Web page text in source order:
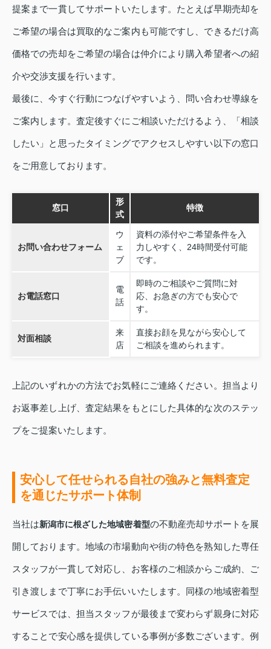
提案まで一貫してサポートいたします。たとえば早期売却を
ご希望の場合は買取的なご案内も可能ですし、できるだけ高
価格での売却をご希望の場合は仲介により購入希望者への紹
介や交渉支援を行います。
最後に、今すぐ行動につなげやすいよう、問い合わせ導線を
ご案内します。査定後すぐにご相談いただけるよう、「相談
したい」と思ったタイミングでアクセスしやすい以下の窓口
をご用意しております。
窓口
形
式
特徴
お問い合わせフォーム
ウ
ェ
ブ
資料の添付やご希望条件を入
力しやすく、24時間受付可能
です。
お電話窓口
電
話
即時のご相談やご質問に対
応、お急ぎの方でも安心で
す。
対面相談
来
店
直接お顔を見ながら安心して
ご相談を進められます。
上記のいずれかの方法でお気軽にご連絡ください。担当より
お返事差し上げ、査定結果をもとにした具体的な次のステッ
プをご提案いたします。
安心して任せられる自社の強みと無料査定
を通じたサポート体制
当社は新潟市に根ざした地域密着型の不動産売却サポートを展
開しております。地域の市場動向や街の特色を熟知した専任
スタッフが一貫して対応し、お客様のご相談からご成約、ご
引き渡しまで丁寧にお手伝いいたします。同様の地域密着型
サービスでは、担当スタッフが最後まで変わらず親身に対応
することで安心感を提供している事例が多数ございます。例